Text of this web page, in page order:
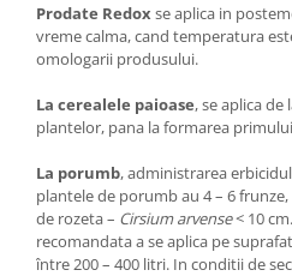
Prodate Redox se aplica in
vreme calma, cand temperatura
omologarii produsului.
La cerealele paioase, se aplica
plantelor, pana la formarea
La porumb, administrarea
plantele de porumb au 4 – 6
de rozeta – Cirsium arvense< 10
recomandata a se aplica pe
între 200 – 400 litri. In conditii de